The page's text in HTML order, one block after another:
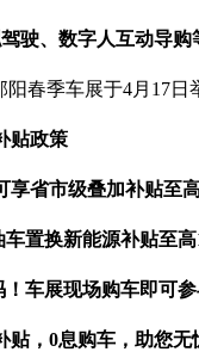
驶、数字人互动导购
贴政策
享省市级叠加补贴至
车置换新能源补贴至高
！车展现场购车即可
贴， 0息购车， 助您无